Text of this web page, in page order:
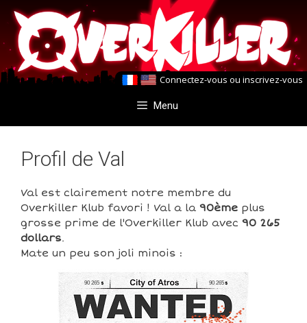
Aller
au
contenu
Aller
au
contenu
Connectez-vous ou inscrivez-vous
Menu
Profil de Val
Val est clairement notre membre du
Overkiller Klub favori ! Val a la 90ème plus
grosse prime de l'Overkiller Klub avec 90 265
dollars.
Mate un peu son joli minois :
90 265 90 265